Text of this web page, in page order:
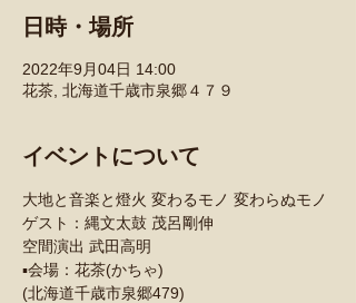
日時・場所
2022年9月04日 14:00
花茶, 北海道千歳市泉郷４７９
イベントについて
大地と音楽と燈火 変わるモノ 変わらぬモノ
ゲスト：縄文太鼓 茂呂剛伸
空間演出 武田高明
▪️会場：花茶(かちゃ)
(北海道千歳市泉郷479)